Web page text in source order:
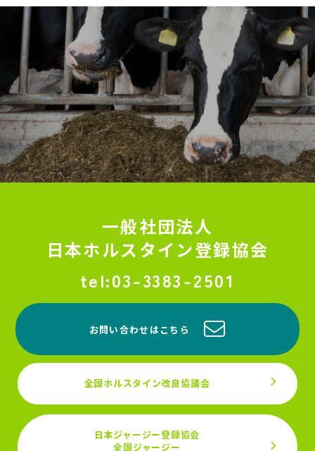
一般社団法人
日本ホルスタイン登録協会
03-3383-2501
お問い合わせはこちら
全国ホルスタイン改良協議会
日本ジャージー登録協会
全国ジャージー